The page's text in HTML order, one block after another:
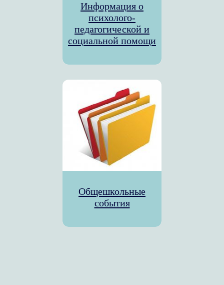
Информация о
психолого-
педагогической и
социальной помощи
Общешкольные
события